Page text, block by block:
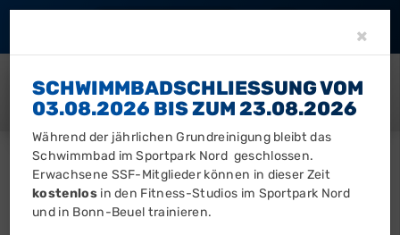
WILLKOMMEN BEI DER
NACHWUCHSABTEILUNG DES SSF
×
SCHWIMMBADSCHLIESSUNG VOM 0
3.08.2026 BIS ZUM 23.08.2026
Während der jährlichen Grundreinigung bleibt das
Schwimmbad im Sportpark Nord geschlossen.
Erwachsene SSF-Mitglieder können in dieser Zeit
kostenlosin den Fitness-Studios im Sportpark Nord
und in Bonn-Beuel trainieren.